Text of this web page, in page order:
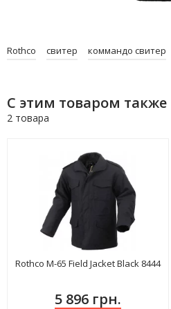
Rothco свитер коммандо свитер
С этим товаром
2 товара
Rothco M-65 Field Jacket Black 8444
5 896 грн.